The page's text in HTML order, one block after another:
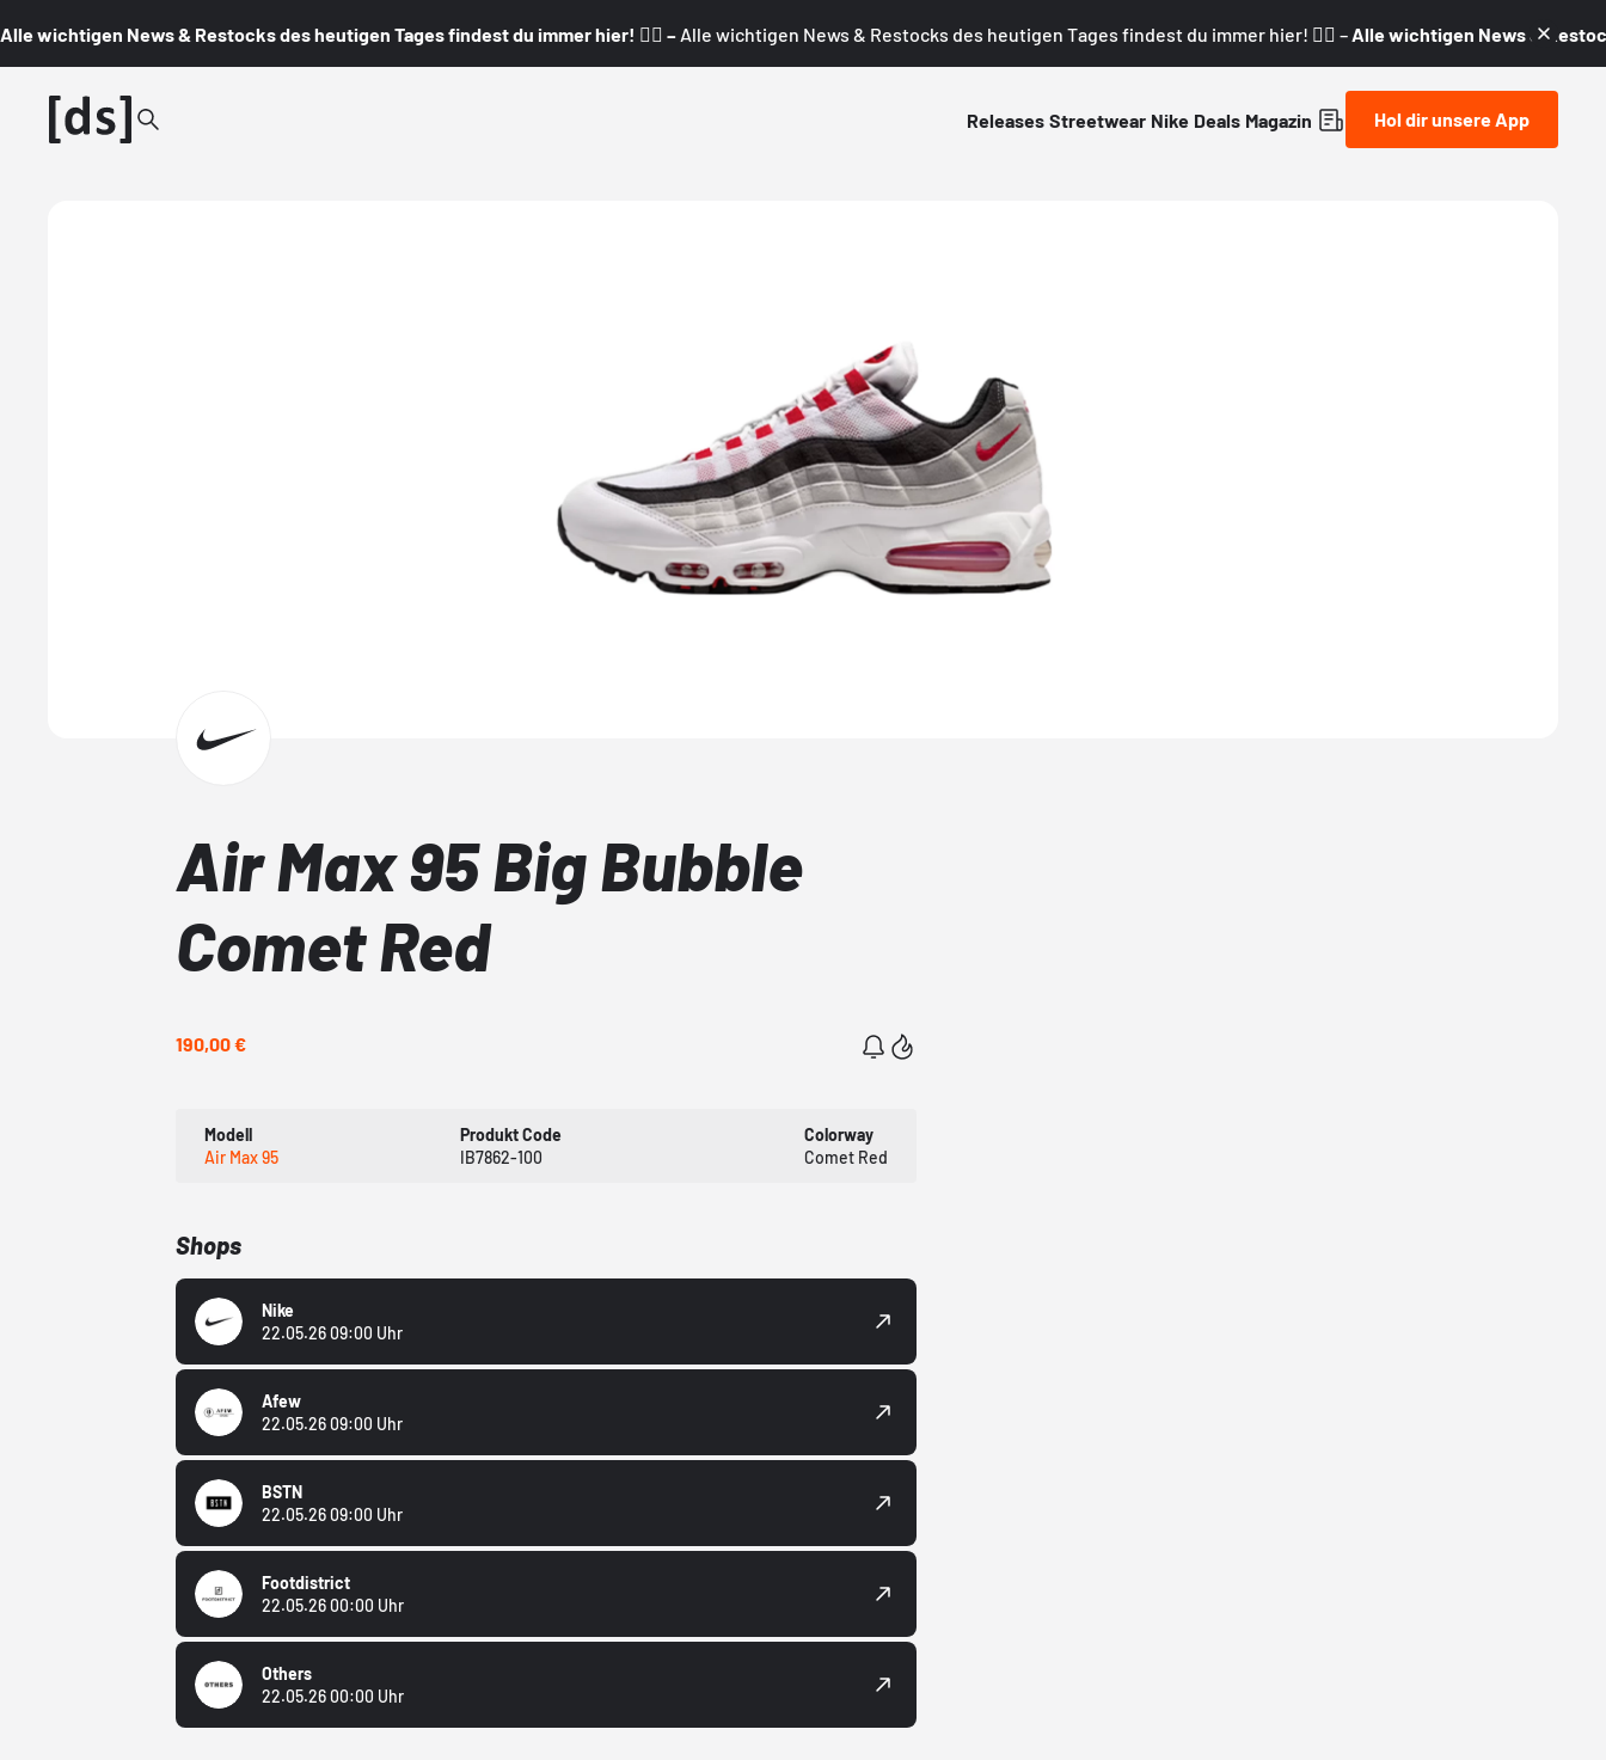
Alle wichtigen News & Restocks des heutigen Tages findest du immer hier! 👇🏼 – Alle wichtigen News & Restocks des heutigen Tages findest du immer hier! 👇🏼 – Alle wichtigen News &
Releases Streetwear Nike Deals Magazin Hol dir unsere App
Air Max 95 Big Bubble
Comet Red
190,00 €
Modell
Air Max 95
Produkt Code
IB7862-100
Colorway
Comet Red
Shops
Nike
22.05.26 09:00 Uhr
Afew
22.05.26 09:00 Uhr
BSTN
22.05.26 09:00 Uhr
Footdistrict
22.05.26 00:00 Uhr
Others
22.05.26 00:00 Uhr